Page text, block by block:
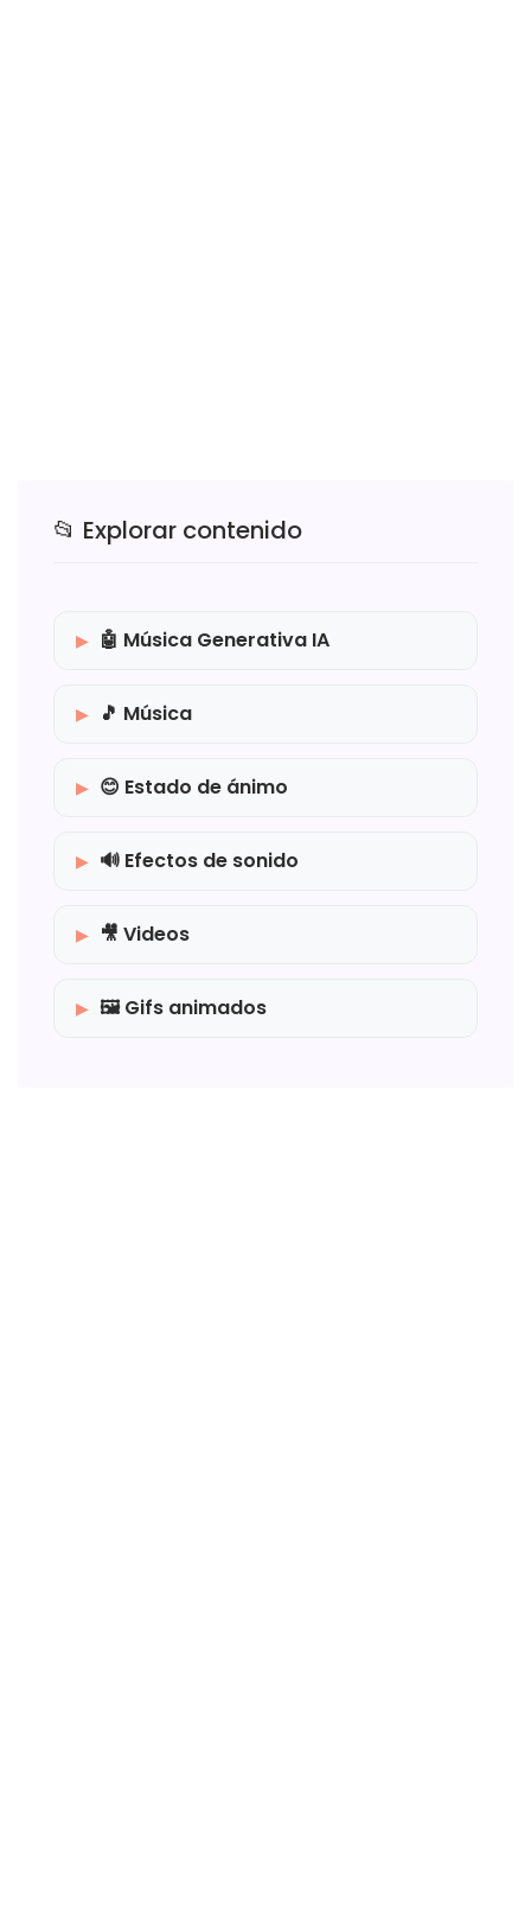
📂 Explorar contenido
🤖 Música Generativa IA
🎵 Música
😊 Estado de ánimo
🔊 Efectos de sonido
🎥 Videos
🖼️ Gifs animados